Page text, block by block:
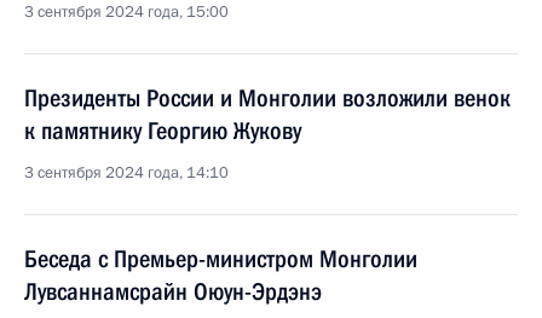
3 сентября 2024 года, 15:00
Президенты России и Монголии возложили венок
к памятнику Георгию Жукову
3 сентября 2024 года, 14:10
Беседа с Премьер-министром Монголии
Лувсаннамсрайн Оюун-Эрдэнэ